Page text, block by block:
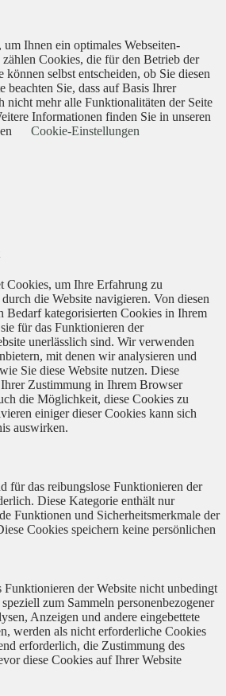
Ihnen ein optimales Webseiten-
Cookies, die für den Betrieb der
können selbst entscheiden, ob Sie diesen
beachten Sie, dass auf Basis Ihrer
nicht mehr alle Funktionalitäten der Seite
Informationen finden Sie in unseren
Cookie-Einstellungen
Cookies, um Ihre Erfahrung zu
die Website navigieren. Von diesen
Bedarf kategorisierten Cookies in Ihrem
für das Funktionieren der
unerlässlich sind. Wir verwenden
mit denen wir analysieren und
Sie diese Website nutzen. Diese
Zustimmung in Ihrem Browser
die Möglichkeit, diese Cookies zu
einiger dieser Cookies kann sich
auswirken.
für das reibungslose Funktionieren der
Diese Kategorie enthält nur
Funktionen und Sicherheitsmerkmale der
Cookies speichern keine persönlichen
der Website nicht unbedingt
zum Sammeln personenbezogener
Anzeigen und andere eingebettete
werden als nicht erforderliche Cookies
erforderlich, die Zustimmung des
diese Cookies auf Ihrer Website